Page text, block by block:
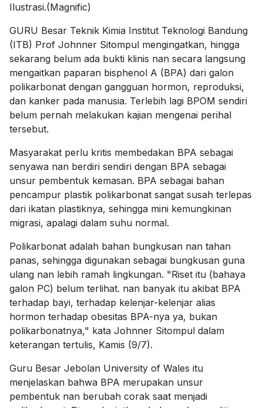
Ilustrasi.(Magnific)
GURU Besar Teknik Kimia Institut Teknologi Bandung
(ITB) Prof Johnner Sitompul mengingatkan, hingga
sekarang belum ada bukti klinis nan secara langsung
mengaitkan paparan bisphenol A (BPA) dari galon
polikarbonat dengan gangguan hormon, reproduksi,
dan kanker pada manusia. Terlebih lagi BPOM sendiri
belum pernah melakukan kajian mengenai perihal
tersebut.
Masyarakat perlu kritis membedakan BPA sebagai
senyawa nan berdiri sendiri dengan BPA sebagai
unsur pembentuk kemasan. BPA sebagai bahan
pencampur plastik polikarbonat sangat susah terlepas
dari ikatan plastiknya, sehingga mini kemungkinan
migrasi, apalagi dalam suhu normal.
Polikarbonat adalah bahan bungkusan nan tahan
panas, sehingga digunakan sebagai bungkusan guna
ulang nan lebih ramah lingkungan. "Riset itu (bahaya
galon PC) belum terlihat. nan banyak itu akibat BPA
terhadap bayi, terhadap kelenjar-kelenjar alias
hormon terhadap obesitas BPA-nya ya, bukan
polikarbonatnya," kata Johnner Sitompul dalam
keterangan tertulis, Kamis (9/7).
Guru Besar Jebolan University of Wales itu
menjelaskan bahwa BPA merupakan unsur
pembentuk nan berubah corak saat menjadi